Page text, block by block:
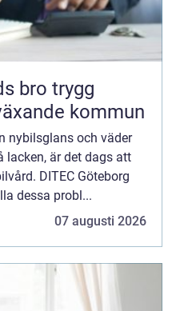
trygg
kommun
nybilsglans och väder
lacken, är det dags att
DITEC Göteborg
dessa probl...
07 augusti 2026